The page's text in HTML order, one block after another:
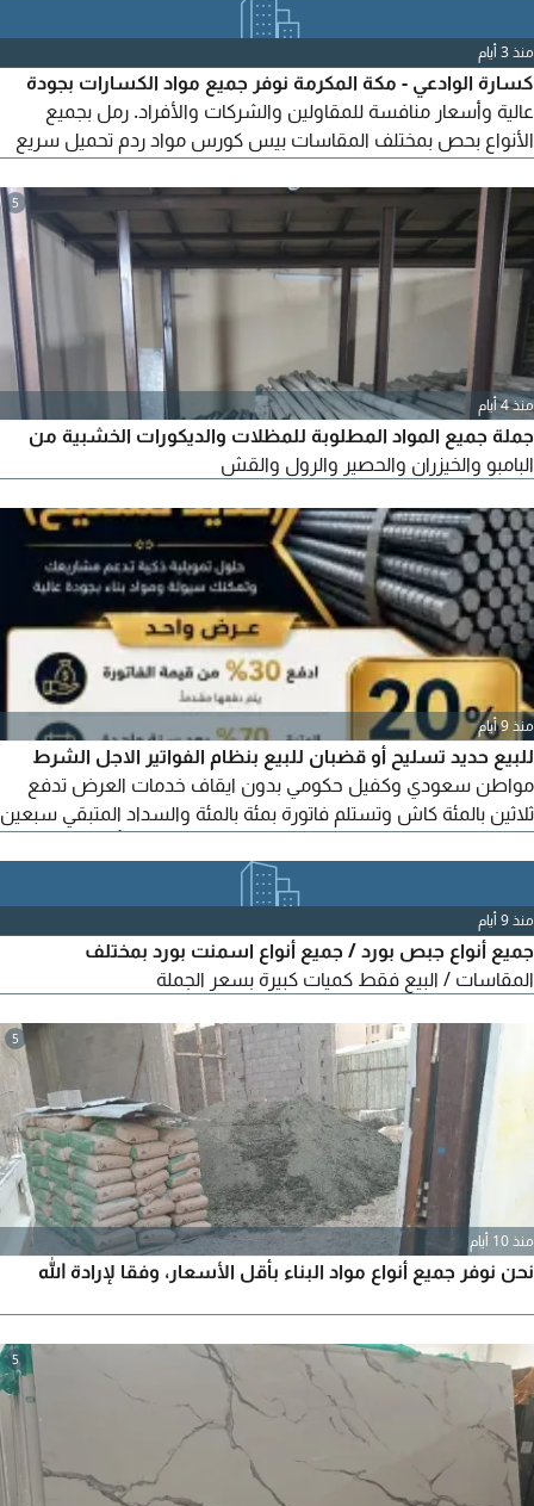
منذ 3 أيام
كسارة الوادعي - مكة المكرمة نوفر جميع مواد الكسارات بجودة
عالية وأسعار منافسة للمقاولين والشركات والأفراد. رمل بجميع
الأنواع بحص بمختلف المقاسات بيس كورس مواد ردم تحميل سريع
القوة. للطلب والاستفسار كسارة - الوادعي مكة المكرمة طريق -
الخواجات مواد - بناء بحص رمل بيس - كورس ردم مقاولات معدات
5
منذ 4 أيام
جملة جميع المواد المطلوبة للمظلات والديكورات الخشبية من
البامبو والخيزران والحصير والرول والقش
منذ 9 أيام
للبيع حديد تسليح أو قضبان للبيع بنظام الفواتير الاجل الشرط
مواطن سعودي وكفيل حكومي بدون ايقاف خدمات العرض تدفع
ثلاثين بالمئة كاش وتستلم فاتورة بمئة بالمئة والسداد المتبقي سبعين
ألف ثلاثمئة ألف تأخذ فاتورة مليون ستمئة ألف تأخذ فاتورة اثنين مليون
المطلوب نسبة عشرين بالمئة بعد رأس المال
منذ 9 أيام
جميع أنواع جبص بورد / جميع أنواع اسمنت بورد بمختلف
المقاسات / البيع فقط كميات كبيرة بسعر الجملة
5
منذ 10 أيام
نحن نوفر جميع أنواع مواد البناء بأقل الأسعار، وفقا لإرادة الله
5